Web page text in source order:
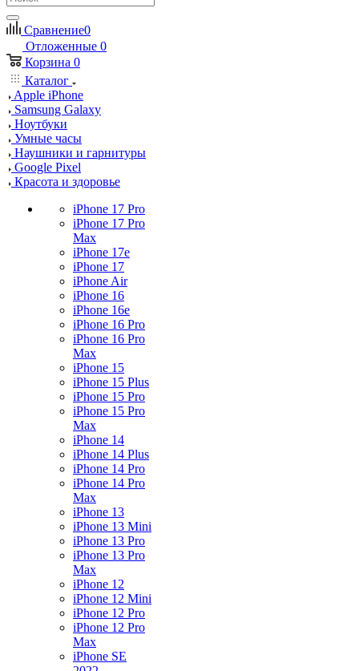
Сравнение0
Отложенные 0
Корзина 0
Каталог
Apple iPhone
Samsung Galaxy
Ноутбуки
Умные часы
Наушники и гарнитуры
Google Pixel
Красота и здоровье
iPhone 17 Pro
iPhone 17 Pro
Max
iPhone 17e
iPhone 17
iPhone Air
iPhone 16
iPhone 16e
iPhone 16 Pro
iPhone 16 Pro
Max
iPhone 15
iPhone 15 Plus
iPhone 15 Pro
iPhone 15 Pro
Max
iPhone 14
iPhone 14 Plus
iPhone 14 Pro
iPhone 14 Pro
Max
iPhone 13
iPhone 13 Mini
iPhone 13 Pro
iPhone 13 Pro
Max
iPhone 12
iPhone 12 Mini
iPhone 12 Pro
iPhone 12 Pro
Max
iPhone SE